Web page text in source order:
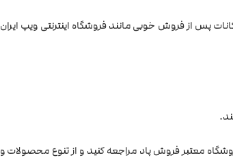
پس از فروش خوبی مانند فروشگاه اینترنتی ویپ ایران
معتبر فروش پاد مراجعه کنید و از تنوع محصولات و